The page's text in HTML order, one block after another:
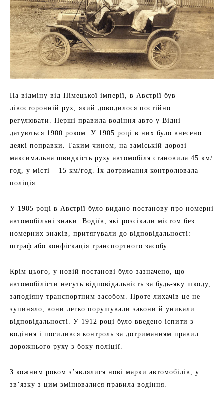
На відміну від Німецької імперії, в Австрії був
лівосторонній рух, який доводилося постійно
регулювати. Перші правила водіння авто у Відні
датуються 1900 роком. У 1905 році в них було внесено
деякі поправки. Таким чином, на заміській дорозі
максимальна швидкість руху автомобіля становила 45 км/
год, у місті – 15 км/год. Їх дотримання контролювала
поліція.
У 1905 році в Австрії було видано постанову про номерні
автомобільні знаки. Водіїв, які розсікали містом без
номерних знаків, притягували до відповідальності:
штраф або конфіскація транспортного засобу.
Крім цього, у новій постанові було зазначено, що
автомобілісти несуть відповідальність за будь-яку шкоду,
заподіяну транспортним засобом. Проте лихачів це не
зупиняло, вони легко порушували закони й уникали
відповідальності. У 1912 році було введено іспити з
водіння і посилився контроль за дотриманням правил
дорожнього руху з боку поліції.
З кожним роком з’являлися нові марки автомобілів, у
зв’язку з цим змінювалися правила водіння.